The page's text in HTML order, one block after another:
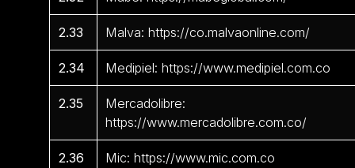
2.33 Malva: https://co.malvaonline.com/
2.34 Medipiel: https://www.medipiel.com.co
2.35
Mercadolibre:
https://www.mercadolibre.com.co/
2.36 Mic: https://www.mic.com.co